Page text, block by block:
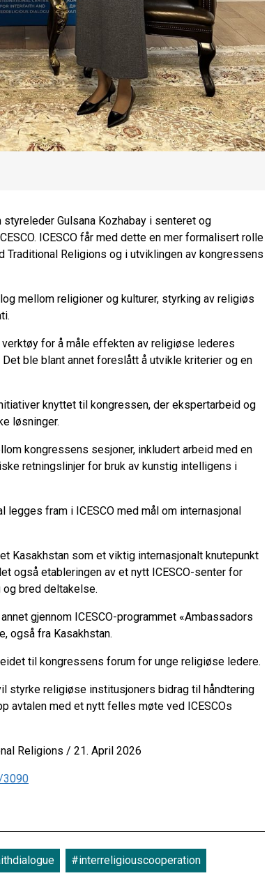
Gulsana Kozhabay i senteret og
ICESCO får med dette en mer formalisert rolle
Religions og i utviklingen av kongressens
mellom religioner og kulturer, styrking av religiøs
for å måle effekten av religiøse lederes
ble blant annet foreslått å utvikle kriterier og en
knyttet til kongressen, der ekspertarbeid og
løsninger.
kongressens sesjoner, inkludert arbeid med en
retningslinjer for bruk av kunstig intelligens i
fram i ICESCO med mål om internasjonal
Kasakhstan som et viktig internasjonalt knutepunkt
også etableringen av et nytt ICESCO-senter for
bred deltakelse.
gjennom ICESCO-programmet «Ambassadors
også fra Kasakhstan.
til kongressens forum for unge religiøse ledere.
styrke religiøse institusjoners bidrag til håndtering
avtalen med et nytt felles møte ved ICESCOs
Religions / 21. April 2026
3090
#interreligiouscooperation